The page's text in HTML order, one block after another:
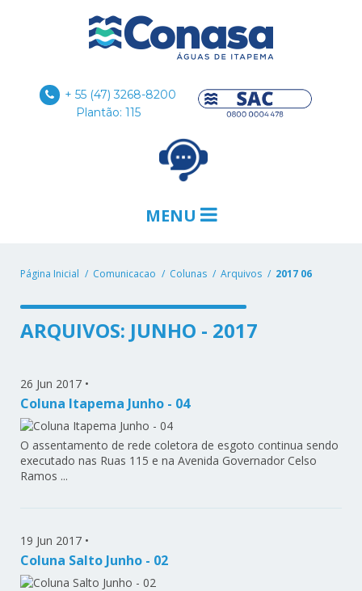
+ 55 (47) 3268-8200
Plantão: 115
MENU
Página Inicial Comunicacao Colunas Arquivos 2017 06
ARQUIVOS: JUNHO - 2017
26 Jun 2017 •
Coluna Itapema Junho - 04
O assentamento de rede coletora de esgoto continua sendo
executado nas Ruas 115 e na Avenida Governador Celso
Ramos ...
19 Jun 2017 •
Coluna Salto Junho - 02